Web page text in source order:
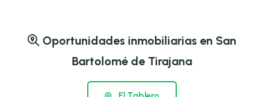
Oportunidades inmobiliarias en San
Bartolomé de Tirajana